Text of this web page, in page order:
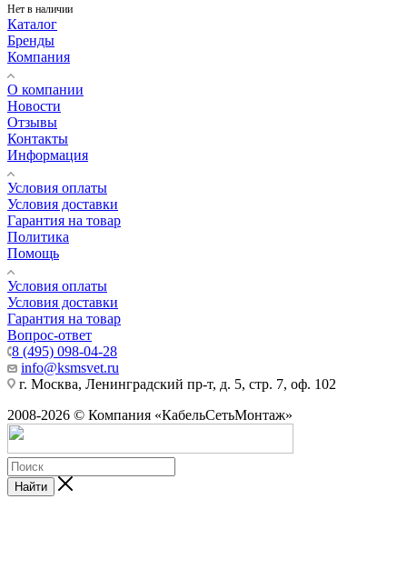
Нет в наличии
Каталог
Бренды
Компания
О компании
Новости
Отзывы
Контакты
Информация
Условия оплаты
Условия доставки
Гарантия на товар
Политика
Помощь
Условия оплаты
Условия доставки
Гарантия на товар
Вопрос-ответ
8 (495) 098-04-28
info@ksmsvet.ru
г. Москва, Ленинградский пр-т, д. 5, стр. 7, оф. 102
2008-2026 © Компания «КабельСетьМонтаж»
Найти